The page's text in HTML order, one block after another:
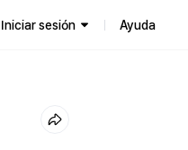
Iniciar sesión Ayuda